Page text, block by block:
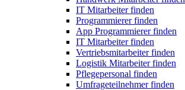
IT Mitarbeiter finden
Programmierer finden
App Programmierer finden
IT Mitarbeiter finden
Vertriebsmitarbeiter finden
Logistik Mitarbeiter finden
Pflegepersonal finden
Umfrageteilnehmer finden